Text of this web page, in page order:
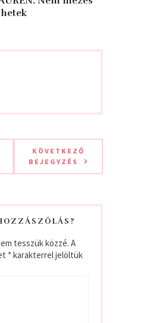
hetek
KÖVETKEZŐ
BEJEGYZÉS
tesszük közzé. A
*karakterrel jelöltük